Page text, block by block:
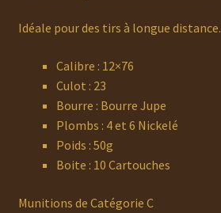
Idéale pour des tirs à longue distance.
Calibre : 12×76
Culot : 23
Bourre : Bourre Jupe
Plombs : 4 et 6 Nickelé
Poids : 50g
Boite : 10 Cartouches
Munitions de Catégorie C